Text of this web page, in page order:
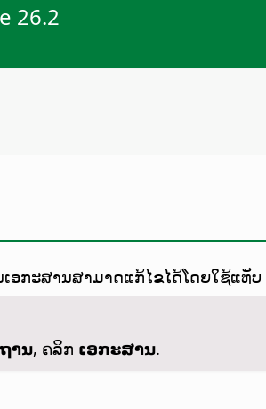
26.2
ອກະສານສາມາດແກ້ໄຂໄດ້ໂດຍໃຊ້ແທັບ
ານ, ຄລິກ ເອກະສານ.